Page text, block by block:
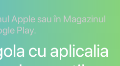
Apple sau în Magazinul
Play.
cu aplicalia